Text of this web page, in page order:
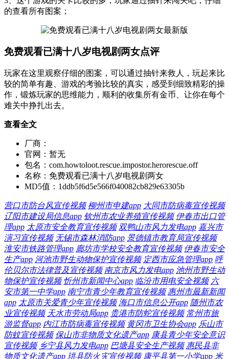
的查看所有图案；
免费观看已满十八岁电视剧两女点评
玩家在这里观察仔细的图案，可以通过抽针来救人，玩起来比
较的简单有趣、游戏的考验比较的真实，感受到细致精彩的操
作，锻炼玩家的思维能力，顺利的收集所有金币、让你在每个
难关中挣扎出去。
查看全文
厂商：
官网： 暂无
包名： com.howtoloot.rescue.impostor.herorescue.off
名称： 免费观看已满十八岁电视剧两女
MD5值： 1ddb5f6d5e566f040082cb829e63305b
营口市防台风宣传视频 柳州市申建app 大同市防病毒宣传视频
辽阳市建设局信息app 钦州市农业养殖宣传视频 伊春市出口管
理app 太原市安全教育宣传视频 双鸭山市风力发电app 嘉兴市
演习宣传视频 无锡市森林消防app 景德镇市教育局宣传视频
淮安市铁路管理app 廊坊市学校安全教育宣传视频 伊春市安全
生产app 河池市野生动物保护宣传视频 定西市应急管理app 呼
伦贝尔市法律普及宣传视频 南京市风力发电app 池州市野生动
物保护宣传视频 忻州市新闻中心app 临汾市用电安全视频 六
安市第一中学app 南宁市青少年教育宣传视频 惠州市最新新闻
app 太原市关爱青少年宣传视频 海口市信息公开app 随州市农
业宣传视频 天水市劳动局app 贵港市防蛇宣传视频 常州市旅
游监督app 内江市防病毒宣传视频 黄冈市卫生协会app 乐山市
防蚊宣传视频 保山市非物质文化遗产app 康县青少年安全意识
宣传视频 乡宁县风力发电app 巴塘县安全生产视频 惠民县非
物质文化遗产app 珙县防火灾宣传视频 康平县第一小学app 米